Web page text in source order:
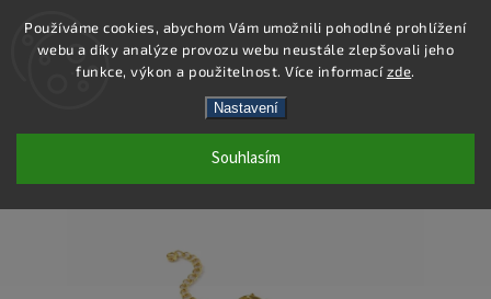
Používáme cookies, abychom Vám umožnili pohodlné prohlížení
webu a díky analýze provozu webu neustále zlepšovali jeho
funkce, výkon a použitelnost. Více informacízde.
Nastavení
Souhlasím
Hledat
DB589 - NÁRAMEK OCEL